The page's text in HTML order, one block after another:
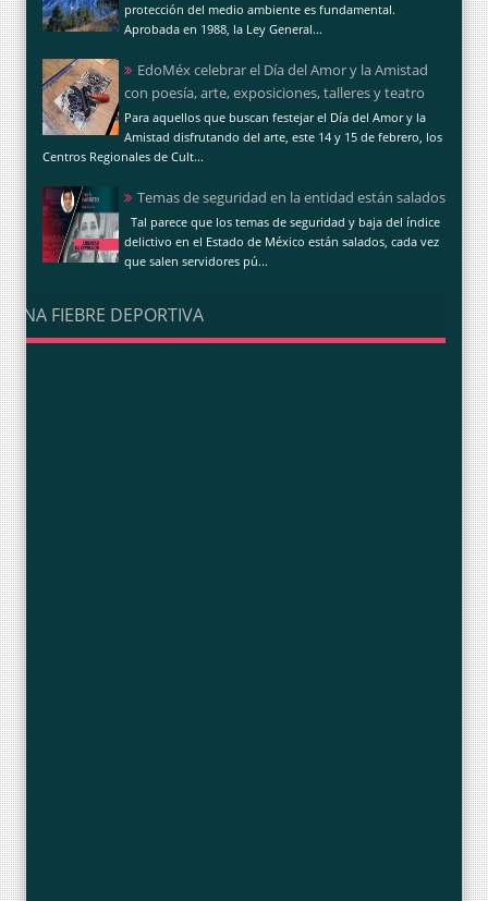
protección del medio ambiente es fundamental.
Aprobada en 1988, la Ley General...
EdoMéx celebrar el Día del Amor y la Amistad
con poesía, arte, exposiciones, talleres y teatro
Para aquellos que buscan festejar el Día del Amor y la
Amistad disfrutando del arte, este 14 y 15 de febrero, los
Centros Regionales de Cult...
Temas de seguridad en la entidad están salados
Tal parece que los temas de seguridad y baja del índice
delictivo en el Estado de México están salados, cada vez
que salen servidores pú...
UNA FIEBRE DEPORTIVA